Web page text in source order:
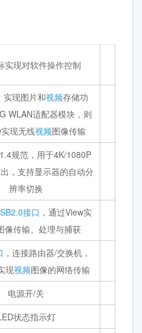
实现对软件操作控制
实现图片和视频存储功
WLAN适配器模块，则
现无线视频图像传输
1.4规范，用于4K/1080P
，支持显示器的自动分
辨率切换
接口 ，通过View实
像传输、处理与捕获
，连接路由器/交换机，
现视频图像的网络传输
电源开/关
状态指示灯